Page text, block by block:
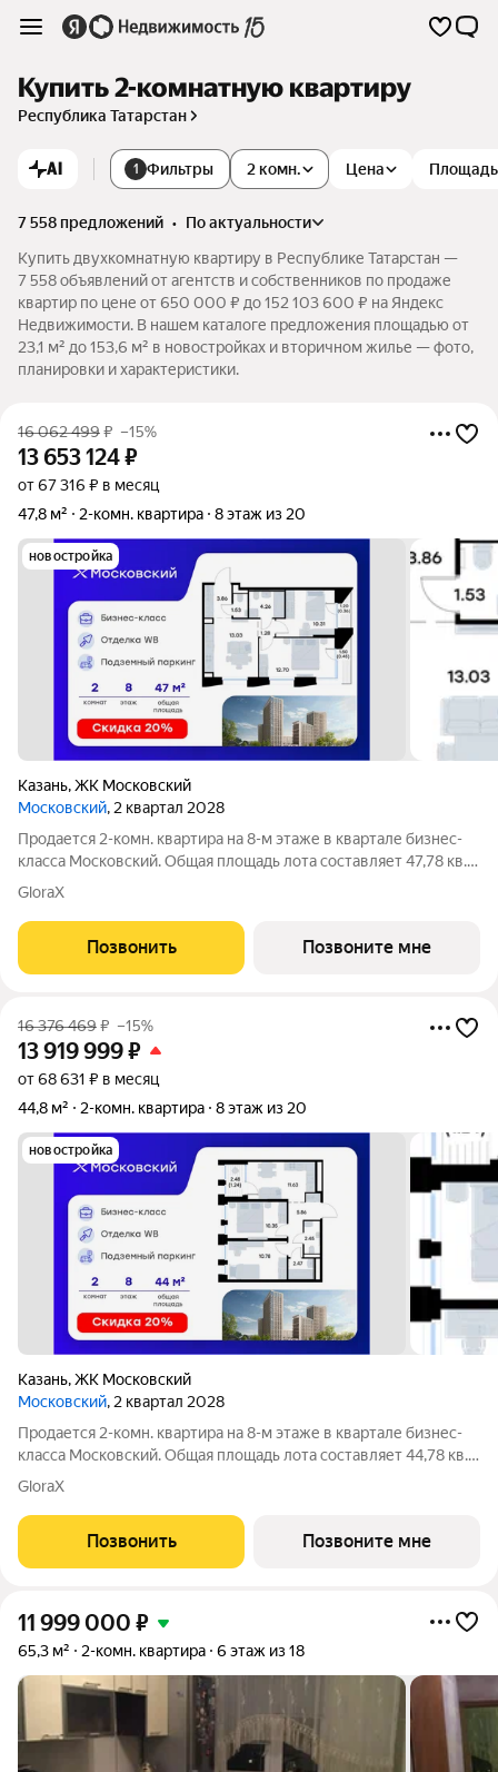
Купить 2-комнатную квартиру
Республика Татарстан
AI 1 Фильтры 2 комн. Цена Площадь
7 558 предложений •
по актуальности
Купить двухкомнатную квартиру в Республике Татарстан —
7 558 объявлений от агентств и собственников по продаже
квартир по цене от 650 000 ₽ до 152 103 600 ₽ на Яндекс
Недвижимости. В нашем каталоге предложения площадью от
23,1 м² до 153,6 м² в новостройках и вторичном жилье — фото,
планировки и характеристики.
16 062 499₽ –15%
13 653 124₽
от 67 316 ₽ в месяц
47,8 м²
2-комн. квартира 8 этаж из 20
новостройка
Казань,ЖК Московский
Московский, 2 квартал 2028
Продается 2-комн. квартира на 8-м этаже в квартале бизнес-
класса Московский. Общая площадь лота составляет 47,78 кв.
м, из которых 23,01 кв. м отведено под жилую и 13,03 кв. м под
идеальное
GloraX
Позвонить Позвоните мне
16 376 469₽ –15%
13 919 999₽
от 68 631 ₽ в месяц
44,8 м²
2-комн. квартира 8 этаж из 20
новостройка
Казань,ЖК Московский
Московский, 2 квартал 2028
Продается 2-комн. квартира на 8-м этаже в квартале бизнес-
класса Московский. Общая площадь лота составляет 44,78 кв.
м, из которых 21,13 кв. м отведено под жилую и 11,63 кв. м под
идеальное
GloraX
Позвонить Позвоните мне
11 999 000 ₽
65,3 м² 2-комн. квартира 6 этаж из 18